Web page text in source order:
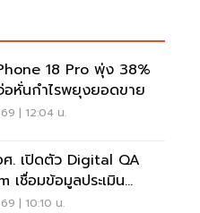
18 Pro พุ่ง 38%
หั่นกำไรพยุงยอดขาย
| 12:04 น.
. เปิดตัว Digital QA
เชื่อมข้อมูลประเมิน
| 10:10 น.